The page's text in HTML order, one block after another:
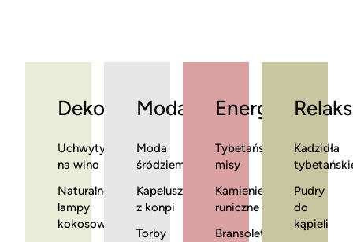
Dekoracje
Uchwyty
na wino
Naturalne
lampy
kokosowe
Moda
Moda
śródziemnomorska
Kapelusze
z konpi
Torby
Energia
Tybetańskie
misy
Kamienie
runiczne
Bransoletki
Relaks
Kadzidła
Pudry
do
kąpieli